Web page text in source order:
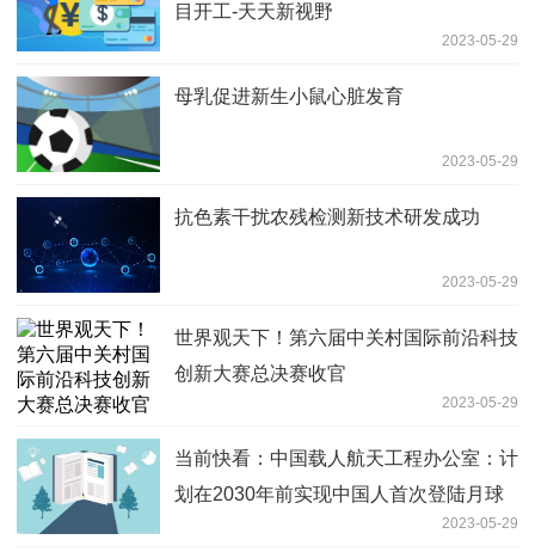
目开工-天天新视野
2023-05-29
母乳促进新生小鼠心脏发育
2023-05-29
抗色素干扰农残检测新技术研发成功
2023-05-29
世界观天下！第六届中关村国际前沿科技
创新大赛总决赛收官
2023-05-29
当前快看：中国载人航天工程办公室：计
划在2030年前实现中国人首次登陆月球
2023-05-29